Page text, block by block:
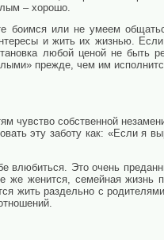
– хорошо.
боимся или не умеем
и жить их жизнью.
любой ценой не быть
прежде, чем им
чувство собственной
эту заботу как: «Если я
влюбиться. Это очень
же женится, семейная жизнь
жить раздельно с